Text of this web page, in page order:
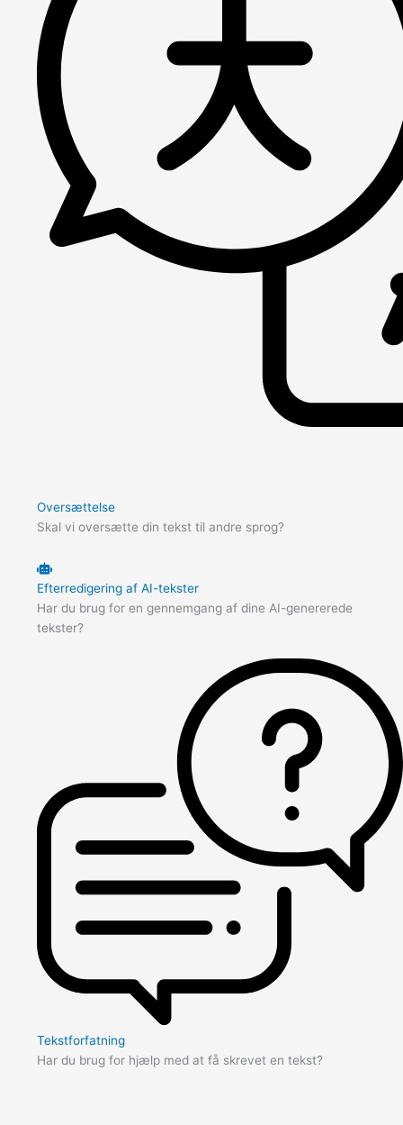
Oversættelse
Skal vi oversætte din tekst til andre sprog?
Efterredigering af AI-tekster
Har du brug for en gennemgang af dine AI-genererede
tekster?
Tekstforfatning
Har du brug for hjælp med at få skrevet en tekst?